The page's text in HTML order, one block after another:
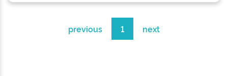
previous 1 next